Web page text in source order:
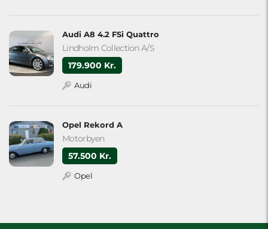
Audi A8 4.2 FSi Quattro
Lindholm Collection A/S
179.900 Kr.
Audi
Opel Rekord A
Motorbyen
57.500 Kr.
Opel